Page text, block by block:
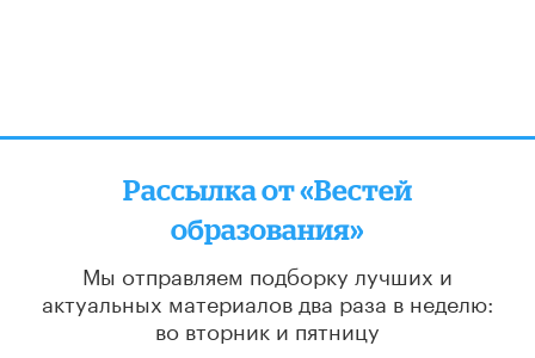
Рассылка от «Вестей
образования»
Мы отправляем подборку лучших и
актуальных материалов два раза в неделю:
во вторник и пятницу